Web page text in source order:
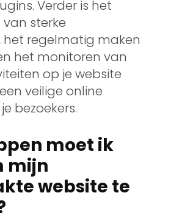
Verder is het
sterke
regelmatig maken
het monitoren van
op je website
veilige online
bezoekers.
moet ik
mijn
website te